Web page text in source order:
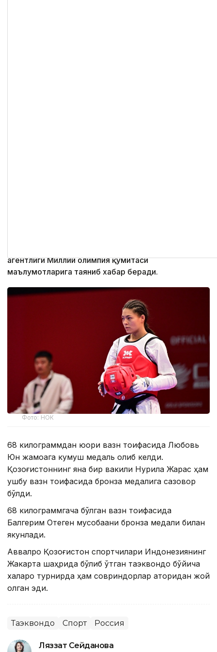
агентлиги Миллий олимпия қўмитаси
маълумотларига таяниб хабар беради.
Фото: НОК
68 килограммдан юқори вазн тоифасида Любовь
Юн жамоага кумуш медаль олиб келди.
Қозоғистоннинг яна бир вакили Нурила Жарас ҳам
ушбу вазн тоифасида бронза медалига сазовор
бўлди.
68 килограммгача бўлган вазн тоифасида
Балгерим Отеген мусобақани бронза медали билан
якунлади.
Аввалроқ Қозоғистон спортчилари Индонезиянинг
Жакарта шаҳрида бўлиб ўтган таэквондо бўйича
халқаро турнирда ҳам совриндорлар қаторидан жой
олган эди.
Таэквондо Спорт Россия
Ляззат Сейданова